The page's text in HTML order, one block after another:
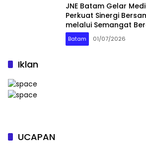
JNE Batam Gelar
Perkuat Sinergi
melalui Semangat
Batam 01/07/2026
Iklan
UCAPAN